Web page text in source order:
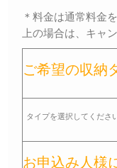
＊料金は通常料金
上の場合は、キャ
ご希望の収納
タイプを選択してくださ
お申込み人様